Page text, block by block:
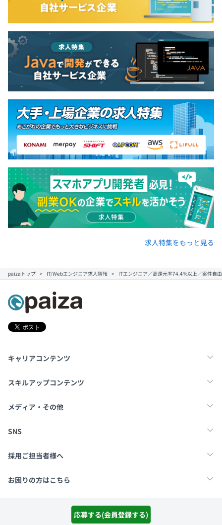
応募する(会員登録する)
求人特集をもっと見る
paizaトップ IT/Webエンジニア求人情報 ITエンジニア／高還元率74.4%以上／案件自
キャリアコンテンツ
転職・キャリア
スキルアップコンテンツ
学習
メディア・その他
Tech Team Journal
SNS
X
採用ご担当者様へ
採用・教育をお考えの企業様へ
お困りの方はこちら
利用規約プライバシーポリシーCookieポリシー